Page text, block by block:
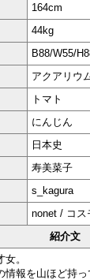
164cm
44kg
B88/W55/
アクアリウ
トマト
にんじん
日本史
寿美菜子
s_kagura
nonet / コス
紹介文
。
情報を山ほど持